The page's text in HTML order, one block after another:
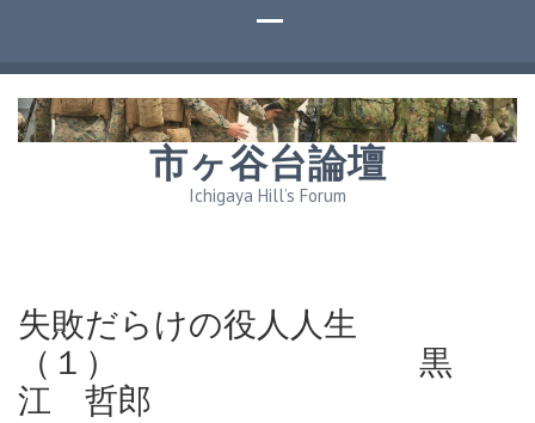
市ヶ谷台論壇
Ichigaya Hill’s Forum
失敗だらけの役人人生
（１） 黒
江 哲郎